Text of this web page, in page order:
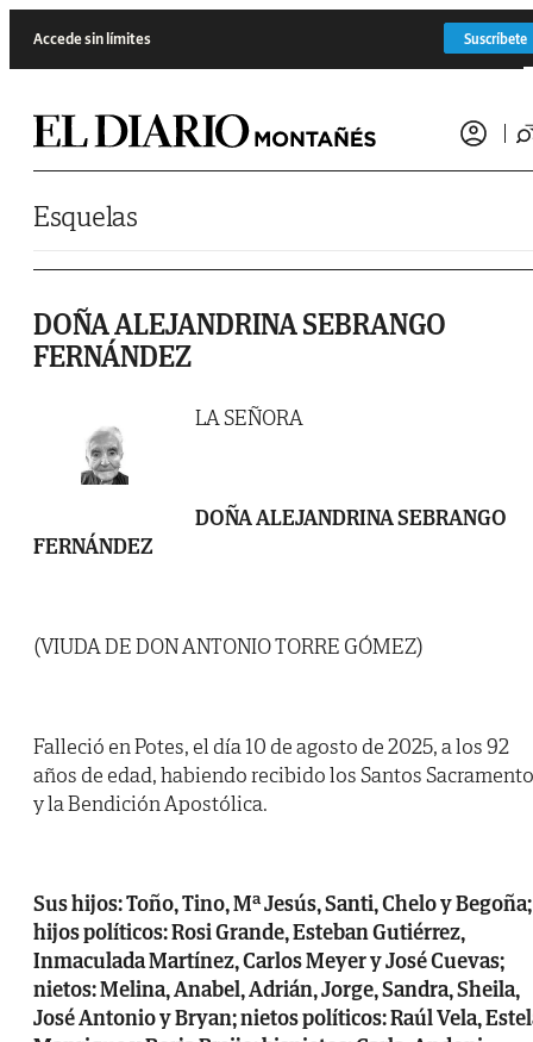
Accede sin límites Suscríbete
Esquelas
DOÑA ALEJANDRINA SEBRANGO
FERNÁNDEZ
LA SEÑORA
DOÑA ALEJANDRINA SEBRANGO
FERNÁNDEZ
(VIUDA DE DON ANTONIO TORRE GÓMEZ)
Falleció en Potes, el día 10 de agosto de 2025, a los 92
años de edad, habiendo recibido los Santos
y la Bendición Apostólica.
Sus hijos: Toño, Tino, Mª Jesús, Santi, Chelo y Begoña;
hijos políticos: Rosi Grande, Esteban Gutiérrez,
Inmaculada Martínez, Carlos Meyer y José Cuevas;
nietos: Melina, Anabel, Adrián, Jorge, Sandra, Sheila,
José Antonio y Bryan; nietos políticos: Raúl Vela,